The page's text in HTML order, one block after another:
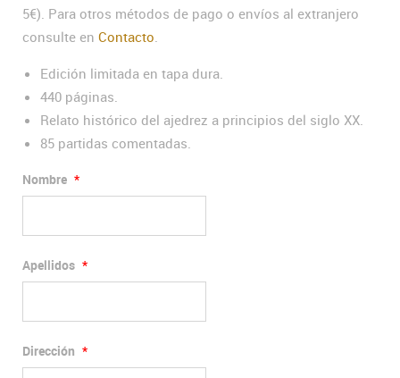
5€). Para otros métodos de pago o envíos al extranjero
consulte en Contacto
Edición limitada en tapa dura.
440 páginas.
Relato histórico del ajedrez a principios del siglo XX.
85 partidas comentadas.
Nombre *
Apellidos *
Dirección *